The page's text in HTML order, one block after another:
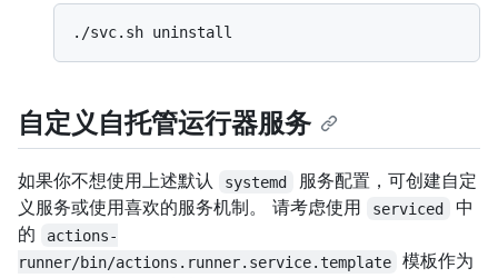
自定义自托管运行器服务
如果你不想使用上述默认 systemd
服务配置，可创建自定
义服务或使用喜欢的服务机制。 请考虑使用
serviced
中
的
actions-
runner/bin/actions.runner.service.template
模板作为